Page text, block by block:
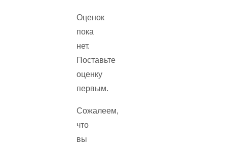
Оценок
пока
нет.
Поставьте
оценку
первым.
Сожалеем,
что
вы